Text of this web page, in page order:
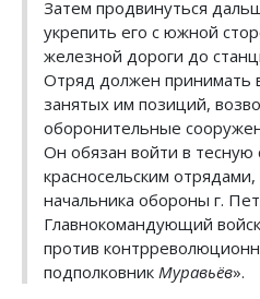
Затем продвинуться
укрепить его с южной
железной дороги до
Отряд должен принимать
занятых им позиций,
оборонительные
Он обязан войти в тесную
красносельским
начальника обороны г.
Главнокомандующий
против
подполковник Муравьёв».